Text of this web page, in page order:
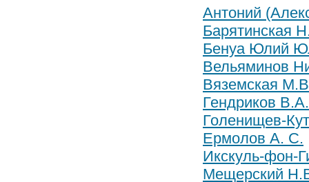
Антоний
Барятинская
Бенуа Юлий
Вельяминов
Вяземская
Гендриков
Голенищев-
Ермолов А. С.
Икскуль-фон-
Мещерский